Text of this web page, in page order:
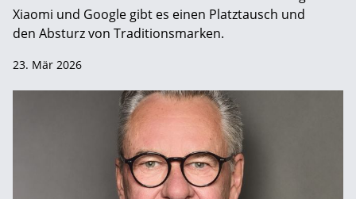
Xiaomi und Google gibt es einen Platztausch und
den Absturz von Traditionsmarken.
23. Mär 2026